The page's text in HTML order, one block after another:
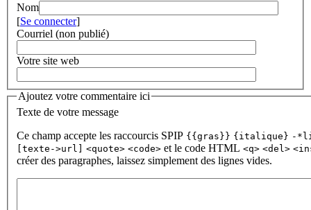
Nom
[Se connecter]
Courriel (non publié)
Votre site web
Ajoutez votre commentaire ici
Texte de votre message
Ce champ accepte les raccourcis SPIP {{gras}} {italique} -
[texte->url]
<quote> <code> et le code HTML <q> <del>
créer des paragraphes, laissez simplement des lignes vides.